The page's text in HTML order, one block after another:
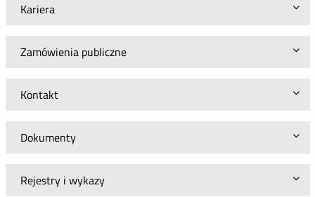
Kariera
Zamówienia publiczne
Kontakt
Dokumenty
Rejestry i wykazy